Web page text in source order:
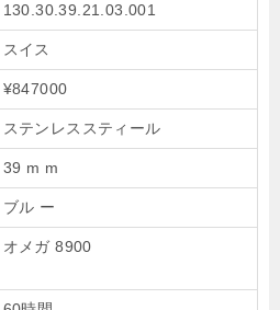
130.30.39.21.03.001
スイス
¥847000
ステンレススティール
39 m m
ブル ー
オメガ 8900